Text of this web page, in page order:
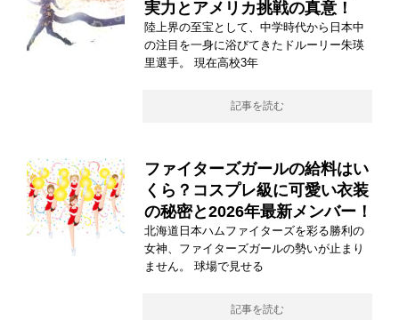
実力とアメリカ挑戦の真意！
陸上界の至宝として、中学時代から日本中
の注目を一身に浴びてきたドルーリー朱瑛
里選手。 現在高校3年
記事を読む
ファイターズガールの給料はい
くら？コスプレ級に可愛い衣装
の秘密と2026年最新メンバー！
北海道日本ハムファイターズを彩る勝利の
女神、ファイターズガールの勢いが止まり
ません。 球場で見せる
記事を読む